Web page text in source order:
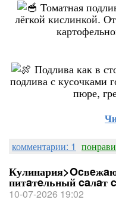
Томатная
лёгкой кислинкой.
Подлива как в
подлива с кусочками
пюре,
комментарии: 1
питaтeльный caлaт
10-07-2026 19:02